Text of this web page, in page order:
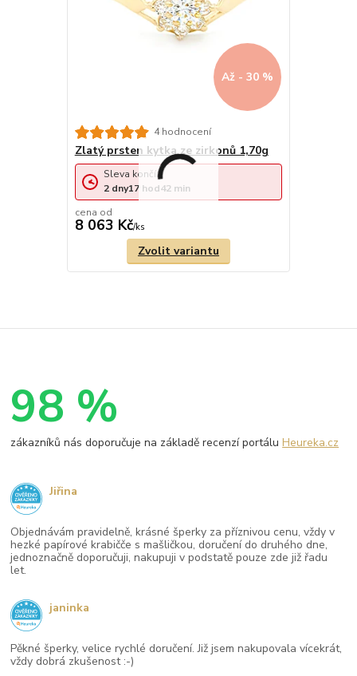
Až - 30 %
4 hodnocení
Zlatý prsten kytka ze zirkonů 1,70g
cena od
8 063 Kč/ks
Sleva končí:
2 dny17 hod42 min
Zvolit variantu
98 %
zákazníků nás doporučuje na základě recenzí portáluHeureka.cz
Objednávám pravidelně, krásné šperky za příznivou cenu, vždy v
hezké papírové krabičče s mašličkou, doručení do druhého dne,
jednoznačně doporučuji, nakupuji v podstatě pouze zde již řadu
let.
Jiřina
Pěkné šperky, velice rychlé doručení. Již jsem nakupovala vícekrát,
vždy dobrá zkušenost :-)
janinka